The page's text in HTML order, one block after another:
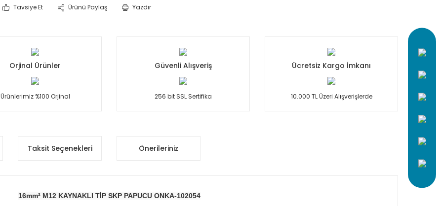
Tavsiye Et Ürünü Paylaş Yazdır
Orjinal Ürünler
Ürünlerimiz %100 Orjinal
Güvenli Alışveriş
256 bit SSL Sertifika
Ücretsiz Kargo İmkanı
10.000 TL Üzeri Alışverişlerde
Taksit Seçenekleri Önerileriniz
16mm² M12 KAYNAKLI TİP SKP PAPUCU ONKA-102054